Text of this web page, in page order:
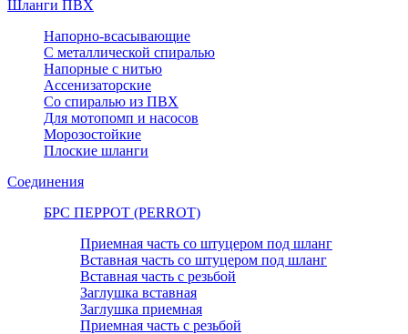
Шланги ПВХ
Напорно-всасывающие
С металлической спиралью
Напорные с нитью
Ассенизаторские
Со спиралью из ПВХ
Для мотопомп и насосов
Морозостойкие
Плоские шланги
Соединения
БРС ПЕРРОТ (PERROT)
Приемная часть со штуцером под шланг
Вставная часть со штуцером под шланг
Вставная часть с резьбой
Заглушка вставная
Заглушка приемная
Приемная часть с резьбой